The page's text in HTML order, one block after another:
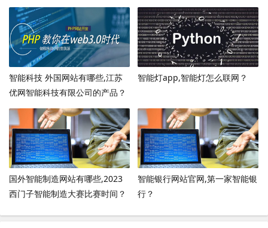
智能科技 外国网站有哪些,江苏
优网智能科技有限公司的产品？
智能灯app,智能灯怎么联网？
国外智能制造网站有哪些,2023
西门子智能制造大赛比赛时间？
智能银行网站官网,第一家智能银
行？